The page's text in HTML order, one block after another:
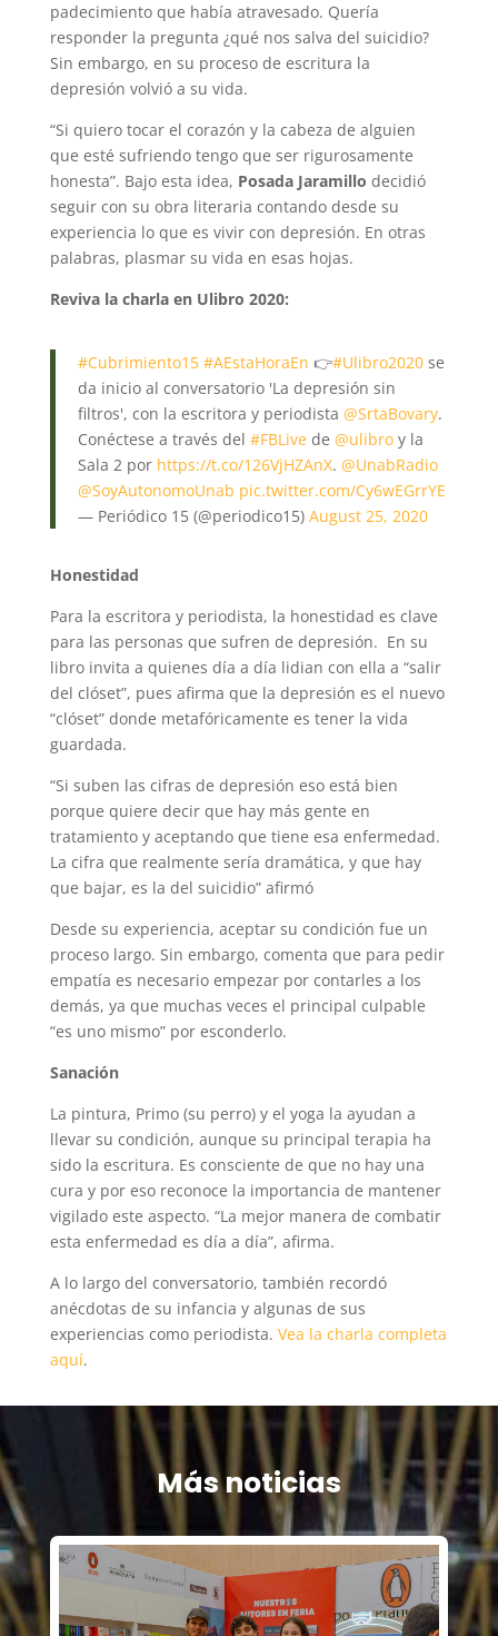
padecimiento que había atravesado. Quería
responder la pregunta ¿qué nos salva del suicidio?
Sin embargo, en su proceso de escritura la
depresión volvió a su vida.
“Si quiero tocar el corazón y la cabeza de alguien
que esté sufriendo tengo que ser rigurosamente
honesta”. Bajo esta idea, Posada Jaramillo decidió
seguir con su obra literaria contando desde su
experiencia lo que es vivir con depresión. En otras
palabras, plasmar su vida en esas hojas.
Reviva la charla en Ulibro 2020:
#Cubrimiento15 #AEstaHoraEn 👉#Ulibro2020se
da inicio al conversatorio 'La depresión sin
filtros', con la escritora y periodista @SrtaBovary.
Conéctese a través del #FBLivede @ulibroy la
Sala 2 por https://t.co/126VjHZAnX. @UnabRadio
@SoyAutonomoUnab pic.twitter.com/Cy6wEGrrYE
— Periódico 15 (@periodico15) August 25, 2020
Honestidad
Para la escritora y periodista, la honestidad es clave
para las personas que sufren de depresión. En su
libro invita a quienes día a día lidian con ella a “salir
del clóset”, pues afirma que la depresión es el nuevo
“clóset” donde metafóricamente es tener la vida
guardada.
“Si suben las cifras de depresión eso está bien
porque quiere decir que hay más gente en
tratamiento y aceptando que tiene esa enfermedad.
La cifra que realmente sería dramática, y que hay
que bajar, es la del suicidio” afirmó
Desde su experiencia, aceptar su condición fue un
proceso largo. Sin embargo, comenta que para pedir
empatía es necesario empezar por contarles a los
demás, ya que muchas veces el principal culpable
“es uno mismo” por esconderlo.
Sanación
La pintura, Primo (su perro) y el yoga la ayudan a
llevar su condición, aunque su principal terapia ha
sido la escritura. Es consciente de que no hay una
cura y por eso reconoce la importancia de mantener
vigilado este aspecto. “La mejor manera de combatir
esta enfermedad es día a día”, afirma.
A lo largo del conversatorio, también recordó
anécdotas de su infancia y algunas de sus
experiencias como periodista. Vea la charla completa
aquí.
Más noticias